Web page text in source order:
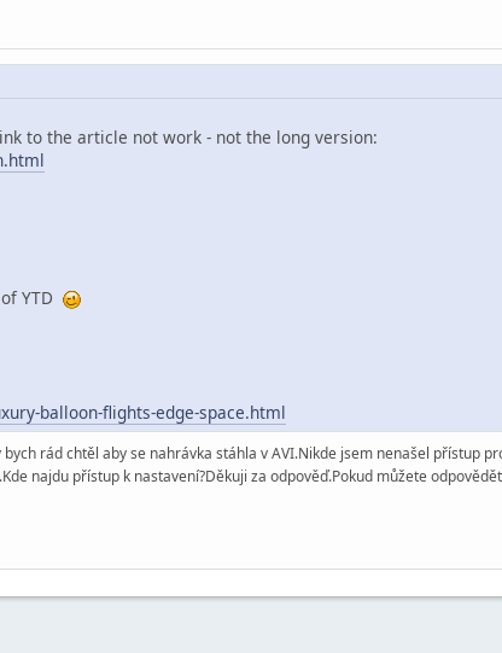
to the article not work - not the long version:
YTD
balloon-flights-edge-space.html
rád chtěl aby se nahrávka stáhla v AVI.Nikde jsem nenašel přístup
najdu přístup k nastavení?Děkuji za odpověď.Pokud můžete